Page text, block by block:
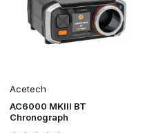
Acetech
AC6000 MKIII BT
Chronograph